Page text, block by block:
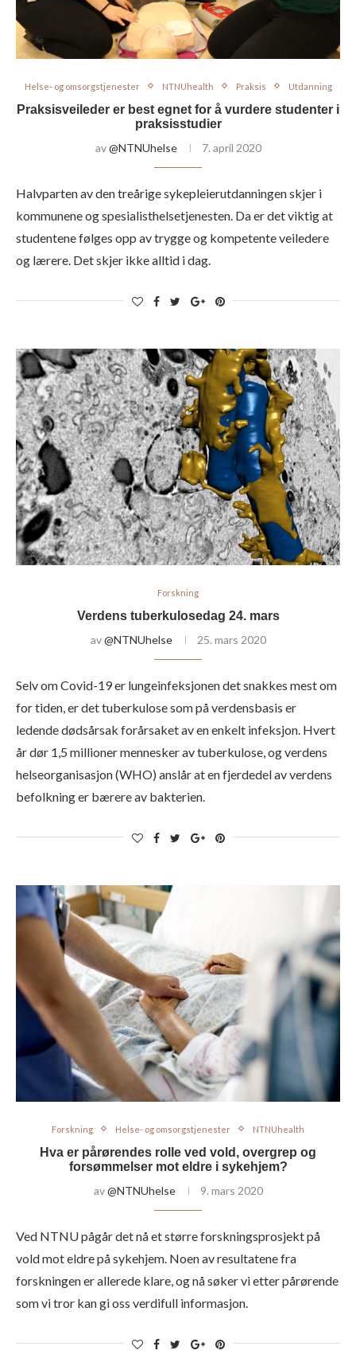
Helse- og omsorgstjenester NTNUhealth Praksis Utdanning
Praksisveileder er best egnet for å vurdere studenter i
praksisstudier
av@NTNUhelse 7. april 2020
Halvparten av den treårige sykepleierutdanningen skjer i
kommunene og spesialisthelsetjenesten. Da er det viktig at
studentene følges opp av trygge og kompetente veiledere
og lærere. Det skjer ikke alltid i dag.
Forskning
Verdens tuberkulosedag 24. mars
av@NTNUhelse 25. mars 2020
Selv om Covid-19 er lungeinfeksjonen det snakkes mest om
for tiden, er det tuberkulose som på verdensbasis er
ledende dødsårsak forårsaket av en enkelt infeksjon. Hvert
år dør 1,5 millioner mennesker av tuberkulose, og verdens
helseorganisasjon (WHO) anslår at en fjerdedel av verdens
befolkning er bærere av bakterien.
Forskning Helse- og omsorgstjenester NTNUhealth
Hva er pårørendes rolle ved vold, overgrep og
forsømmelser mot eldre i sykehjem?
av@NTNUhelse 9. mars 2020
Ved NTNU pågår det nå et større forskningsprosjekt på
vold mot eldre på sykehjem. Noen av resultatene fra
forskningen er allerede klare, og nå søker vi etter pårørende
som vi tror kan gi oss verdifull informasjon.